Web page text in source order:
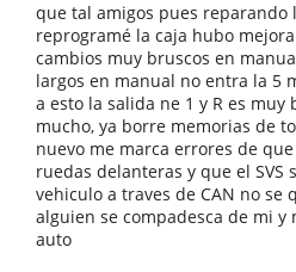
que tal amigos pues reparando
reprogramé la caja hubo
cambios muy bruscos en
largos en manual no entra la 5
a esto la salida ne 1 y R es muy
mucho, ya borre memorias de
nuevo me marca errores de
ruedas delanteras y que el SVS
vehiculo a traves de CAN no se
alguien se compadesca de mi
auto